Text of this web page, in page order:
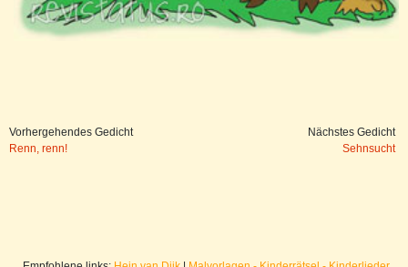
Vorhergehendes Gedicht
Renn, renn!
Nächstes Gedicht
Sehnsucht